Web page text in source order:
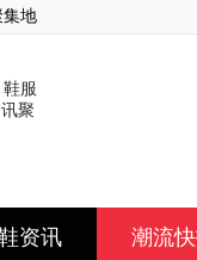
集地
资讯 潮流